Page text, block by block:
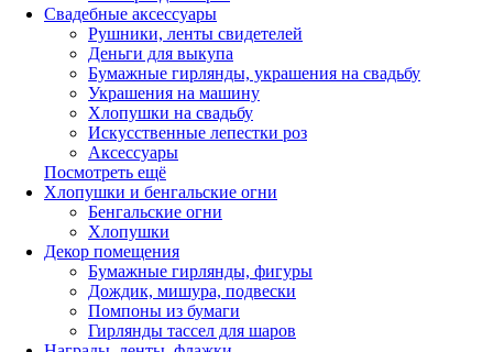
Свадебные аксессуары
Рушники, ленты свидетелей
Деньги для выкупа
Бумажные гирлянды, украшения на свадьбу
Украшения на машину
Хлопушки на свадьбу
Искусственные лепестки роз
Аксессуары
Посмотреть ещё
Хлопушки и бенгальские огни
Бенгальские огни
Хлопушки
Декор помещения
Бумажные гирлянды, фигуры
Дождик, мишура, подвески
Помпоны из бумаги
Гирлянды тассел для шаров